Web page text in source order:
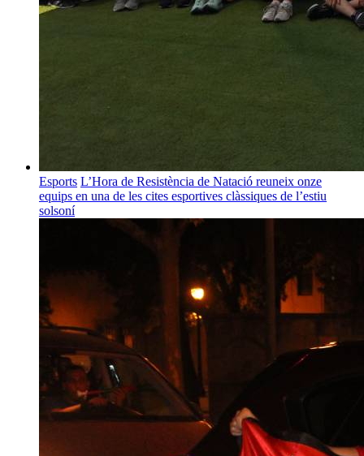
Esports L’Hora de Resistència de Natació reuneix onze
equips en una de les cites esportives clàssiques de l’estiu
solsoní